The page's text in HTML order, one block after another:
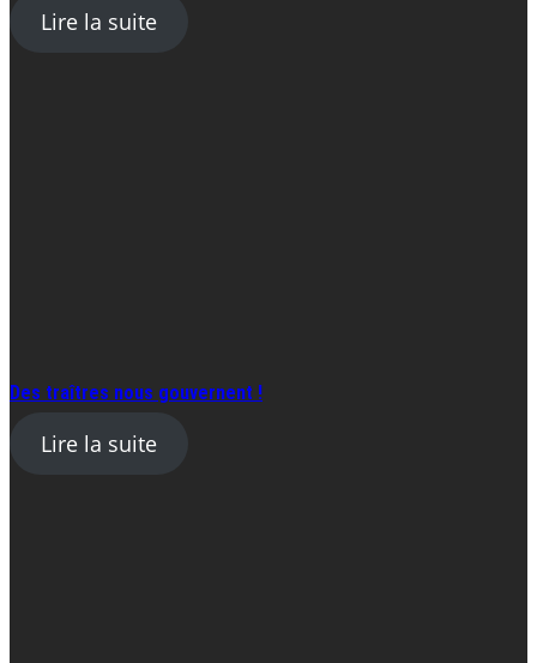
Lire la suite
Des traîtres nous gouvernent !
Lire la suite